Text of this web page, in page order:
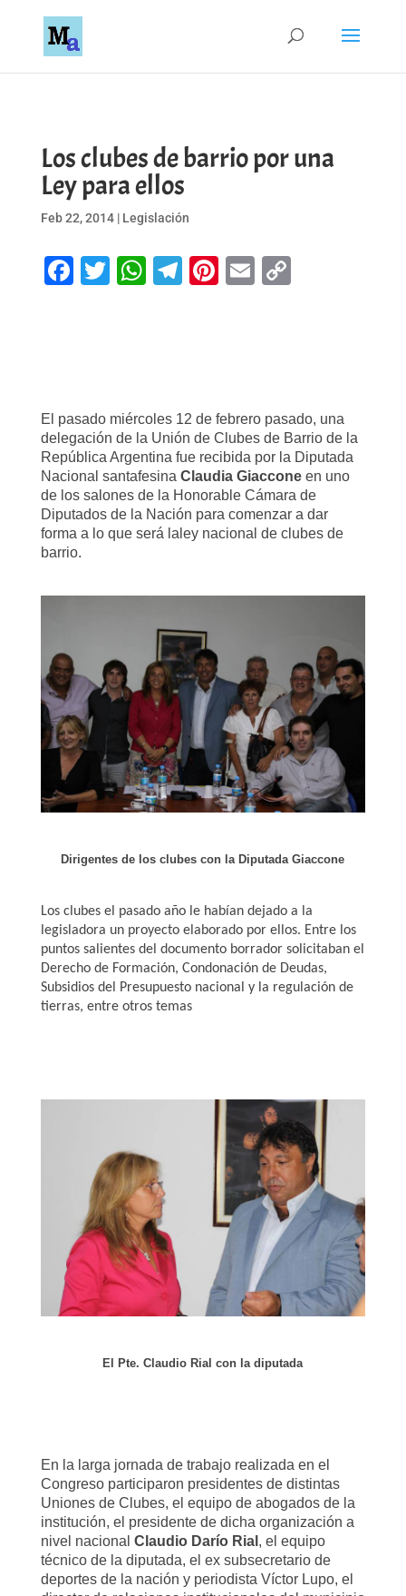
Los clubes de barrio por una
Ley para ellos
Feb 22, 2014| Legislación
Facebook
Twitter
WhatsApp
Telegram
Pinterest
EmailCopy
El pasado miércoles 12 de febrero pasado, una
delegación de la Unión de Clubes de Barrio de la
República Argentina fue recibida por la Diputada
Nacional santafesina Claudia Giacconeen uno
de los salones de la Honorable Cámara de
Diputados de la Nación para comenzar a dar
forma a lo que será laley nacional de clubes de
barrio.
Dirigentes de los clubes con la Diputada Giaccone
Los clubes el pasado año le habían dejado a la
legisladora un proyecto elaborado por ellos. Entre los
puntos salientes del documento borrador solicitaban el
Derecho de Formación, Condonación de Deudas,
Subsidios del Presupuesto nacional y la regulación de
tierras, entre otros temas
El Pte. Claudio Rial con la diputada
En la larga jornada de trabajo realizada en el
Congreso participaron presidentes de distintas
Uniones de Clubes, el equipo de abogados de la
institución, el presidente de dicha organización a
nivel nacional Claudio Darío Rial , el equipo
técnico de la diputada, el ex subsecretario de
deportes de la nación y periodista Víctor Lupo, el